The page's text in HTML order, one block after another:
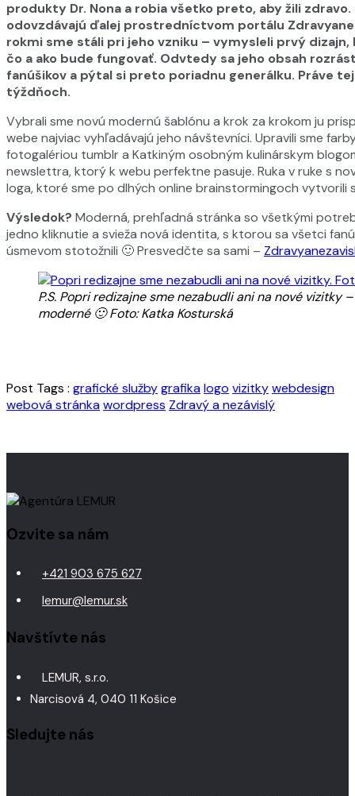
produkty Dr. Nona a robia všetko preto, aby žili
odovzdávajú ďalej prostredníctvom portálu
rokmi sme stáli pri jeho vzniku – vymysleli prvý
čo a ako bude fungovať. Odvtedy sa jeho obsah
fanúšikov a pýtal si preto poriadnu generálku. Práve
týždňoch.
Vybrali sme novú modernú šablónu a krok za krokom ju
webe najviac vyhľadávajú jeho návštevníci. Upravili sme
fotogalériou tumblr a Katkiným osobným kulinárskym
newslettra, ktorý k webu perfektne pasuje. Ruka v ruke s
loga, ktoré sme po dlhých online brainstormingoch vytvorili
Výsledok? Moderná, prehľadná stránka so všetkými
jedno kliknutie a svieža nová identita, s ktorou sa všetci
úsmevom stotožnili 🙂 Presvedčte sa sami –
P.S. Popri redizajne sme nezabudli ani na nové vizitky
moderné 🙂 Foto: Katka Kosturská
Post Tags : grafické službygrafikalogo vizitkywebdesign
webová stránkawordpress Zdravý a nezávislý
Ozvite sa nám
+421 903 675 627
lemur@lemur.sk
Navštívte nás
LEMUR, s.r.o.
Narcisová 4, 040 11 Košice
Sledujte nás